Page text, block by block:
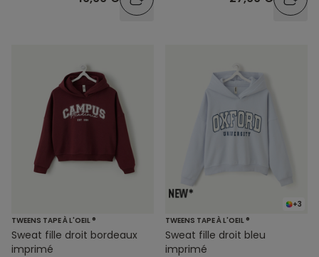
TWEENS TAPE À L'OEIL ®
Sweat fille droit bordeaux
imprimé
+3
TWEENS TAPE À L'OEIL ®
Sweat fille droit bleu
imprimé